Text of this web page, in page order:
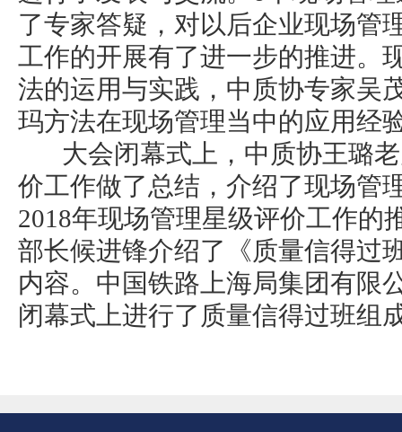
了专家答疑，对以后企业现场管
工作的开展有了进一步的推进。
法的运用与实践，中质协专家吴
玛方法在现场管理当中的应用经
大会闭幕式上，中质协王璐老
价工作做了总结，介绍了现场管
2018年现场管理星级评价工作的
部长候进锋介绍了《质量信得过
内容。中国铁路上海局集团有限
闭幕式上进行了质量信得过班组